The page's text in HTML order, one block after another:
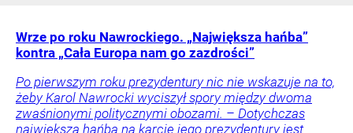
Wrze po roku Nawrockiego. „Największa hańba”
kontra „Cała Europa nam go zazdrości”
Po pierwszym roku prezydentury nic nie wskazuje na to,
żeby Karol Nawrocki wyciszył spory między dwoma
zwaśnionymi politycznymi obozami. – Dotychczas
największą hańbą na karcie jego prezydentury jest